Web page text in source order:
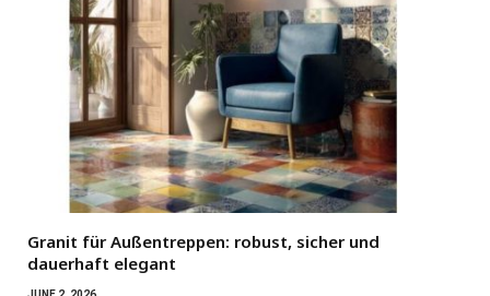
Granit für Außentreppen: robust, sicher und
dauerhaft elegant